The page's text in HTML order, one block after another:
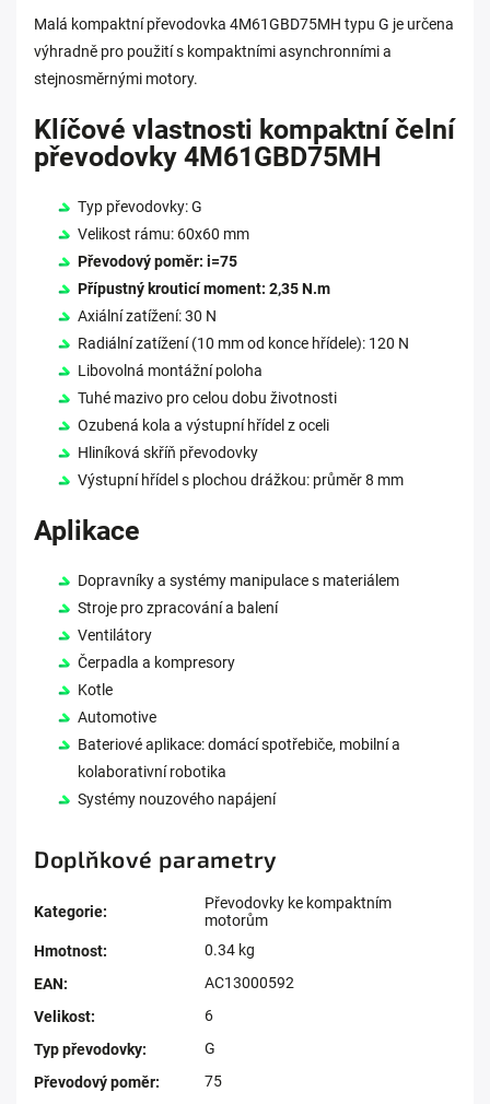
Malá kompaktní převodovka 4M61GBD75MH typu G je určena
výhradně pro použití s kompaktními asynchronními a
stejnosměrnými motory.
Klíčové vlastnosti kompaktní čelní
převodovky 4M61GBD75MH
Typ převodovky: G
Velikost rámu: 60x60 mm
Převodový poměr: i=75
Přípustný krouticí moment: 2,35 N.m
Axiální zatížení: 30 N
Radiální zatížení (10 mm od konce hřídele): 120 N
Libovolná montážní poloha
Tuhé mazivo pro celou dobu životnosti
Ozubená kola a výstupní hřídel z oceli
Hliníková skříň převodovky
Výstupní hřídel s plochou drážkou: průměr 8 mm
Aplikace
Dopravníky a systémy manipulace s materiálem
Stroje pro zpracování a balení
Ventilátory
Čerpadla a kompresory
Kotle
Automotive
Bateriové aplikace: domácí spotřebiče, mobilní a
kolaborativní robotika
Systémy nouzového napájení
Doplňkové parametry
Kategorie:
Převodovky ke kompaktním
motorům
Hmotnost:
0.34 kg
EAN:
AC13000592
Velikost:
6
Typ převodovky:
G
Převodový poměr:
75